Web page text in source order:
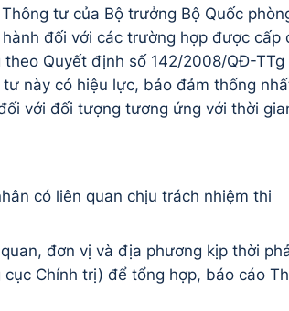
tư của Bộ trưởng Bộ Quốc
đối với các trường hợp được cấp
Quyết định số 142/2008/QĐ-TTg
này có hiệu lực, bảo đảm thống
với đối tượng tương ứng với thời
có liên quan chịu trách nhiệm thi
đơn vị và địa phương kịp thời
Chính trị) để tổng hợp, báo cáo